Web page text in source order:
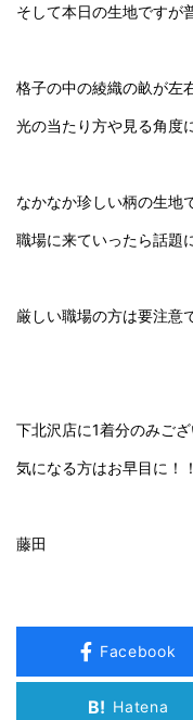
そして本日の生地ですが
格子の中の綾織の畝が左
光の当たり方や見る角度
なかなか珍しい柄の生地
職場に来ていったら話題
厳しい職場の方は要注意
下北沢店に1着分のみござ
気になる方はお早目に！！
藤田
Facebook
B! Hatena